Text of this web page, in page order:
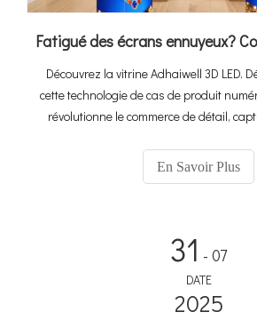
Découvrez la vitrine Adhaiwell 3D LED.
cette technologie de cas de produit
révolutionne le commerce de détail,
immersifs et virtuels-
En Savoir Plus
31 - 07
DATE
2025